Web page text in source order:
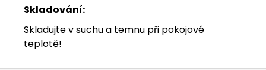
Skladování:
Skladujte v suchu a temnu při pokojové
teplotě!